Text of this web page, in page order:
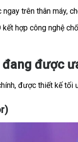
trên thân máy,
hợp công nghệ
được
được thiết kế